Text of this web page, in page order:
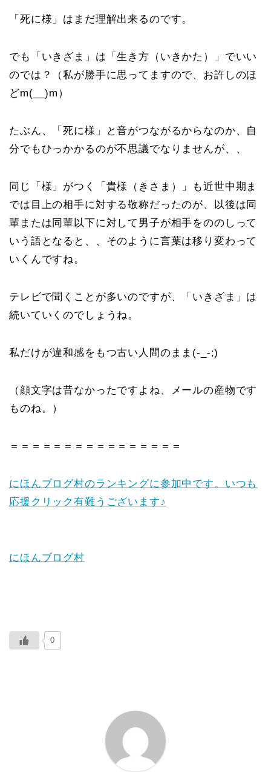
「死に様」はまだ理解出来るのです。
でも「いきざま」は「生き方（いきかた）」でいい
のでは？（私が勝手に思ってますので、お許しのほ
どm(__)m）
たぶん、「死に様」と音がつながるからなのか、自
分でもひっかかるのが不思議でなりませんが、、
同じ「様」がつく「貴様（きさま）」も近世中期ま
では目上の相手に対する敬称だったのが、以後は同
輩または同輩以下に対して男子が相手をののしって
いう語となると、、そのように言葉は移り変わって
いくんですね。
テレビで聞くことが多いのですが、「いきざま」は
続いていくのでしょうね。
私だけが違和感をもつ古い人間のまま(-_-;)
（顔文字は昔なかったですよね、メールの産物です
ものね。）
＝＝＝＝＝＝＝＝＝＝＝＝＝＝＝＝
にほんブログ村のランキングに参加中です。いつも
応援クリック有難うございます♪
にほんブログ村
0